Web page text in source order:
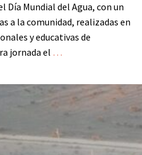
Día Mundial del Agua, con un
a la comunidad, realizadas en
y educativas de
jornada el …